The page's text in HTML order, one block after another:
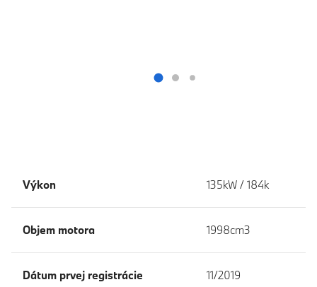
Výkon 135kW / 184k
Objem motora 1998cm3
Dátum prvej registrácie 11/2019